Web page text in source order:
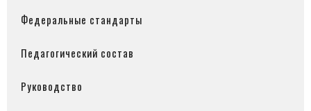
Федеральные стандарты
Педагогический состав
Руководство